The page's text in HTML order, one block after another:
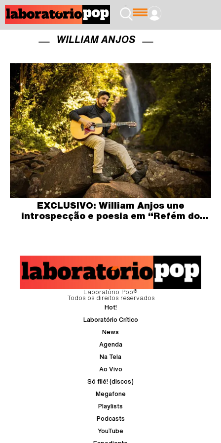
WILLIAM ANJOS
EXCLUSIVO: William Anjos une
introspecção e poesia em “Refém do
Laboratório Pop®
Todos os direitos reservados
Hot!
Laboratório Crítico
News
Agenda
Na Tela
Ao Vivo
Só filé! (discos)
Megafone
Playlists
Podcasts
YouTube